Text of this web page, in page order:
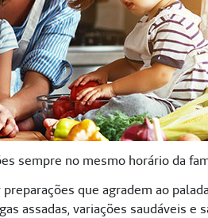
sempre no mesmo horário da
que agradem ao
assadas, variações saudáveis e